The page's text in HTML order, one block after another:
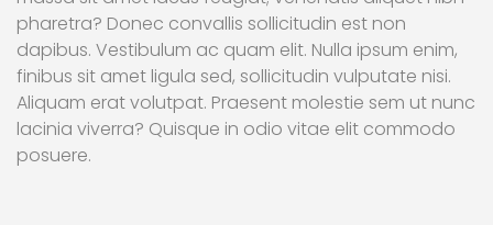
pharetra? Donec convallis sollicitudin est non
dapibus. Vestibulum ac quam elit. Nulla ipsum enim,
finibus sit amet ligula sed, sollicitudin vulputate nisi.
Aliquam erat volutpat. Praesent molestie sem ut nunc
lacinia viverra? Quisque in odio vitae elit commodo
posuere.